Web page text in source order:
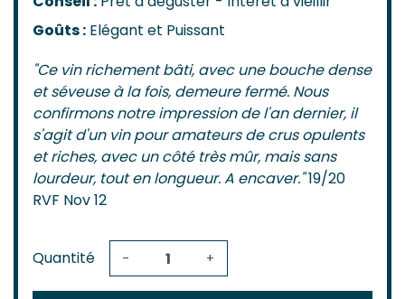
Goûts : Elégant et Puissant
"Ce vin richement bâti, avec une bouche dense
et séveuse à la fois, demeure fermé. Nous
confirmons notre impression de l'an dernier, il
s'agit d'un vin pour amateurs de crus opulents
et riches, avec un côté très mûr, mais sans
lourdeur, tout en longueur. A encaver."19/20
RVF Nov 12
Quantité - +